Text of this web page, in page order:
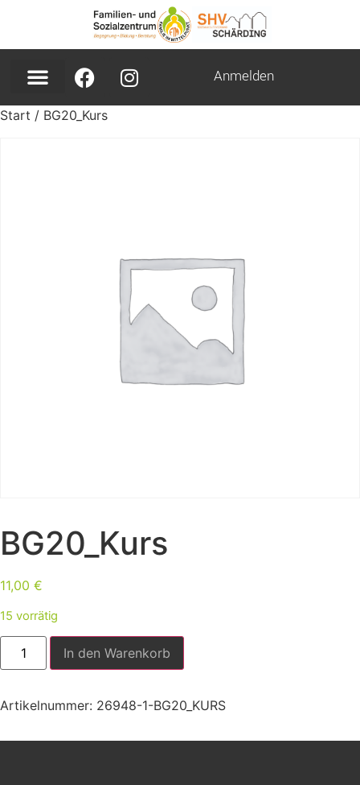
Anmelden
Start / BG20_Kurs
BG20_Kurs
11,00 €
15 vorrätig
In den Warenkorb
Artikelnummer: 26948-1-BG20_KURS